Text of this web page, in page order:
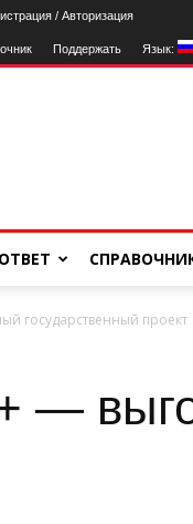
/ Авторизация
Поддержать Язык:
государственный проект
—